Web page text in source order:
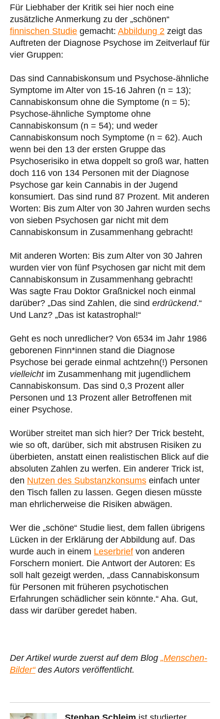
Für Liebhaber der Kritik sei hier noch eine
zusätzliche Anmerkung zu der „schönen“
finnischen Studie gemacht: Abbildung 2 zeigt das
Auftreten der Diagnose Psychose im Zeitverlauf für
vier Gruppen:
Das sind Cannabiskonsum und Psychose-ähnliche
Symptome im Alter von 15-16 Jahren (n = 13);
Cannabiskonsum ohne die Symptome (n = 5);
Psychose-ähnliche Symptome ohne
Cannabiskonsum (n = 54); und weder
Cannabiskonsum noch Symptome (n = 62). Auch
wenn bei den 13 der ersten Gruppe das
Psychoserisiko in etwa doppelt so groß war, hatten
doch 116 von 134 Personen mit der Diagnose
Psychose gar kein Cannabis in der Jugend
konsumiert. Das sind rund 87 Prozent. Mit anderen
Worten: Bis zum Alter von 30 Jahren wurden sechs
von sieben Psychosen gar nicht mit dem
Cannabiskonsum in Zusammenhang gebracht!
Mit anderen Worten: Bis zum Alter von 30 Jahren
wurden vier von fünf Psychosen gar nicht mit dem
Cannabiskonsum in Zusammenhang gebracht!
Was sagte Frau Doktor Graßnickel noch einmal
darüber? „Das sind Zahlen, die sind erdrückend.“
Und Lanz? „Das ist katastrophal!“
Geht es noch unredlicher? Von 6534 im Jahr 1986
geborenen Finn*innen stand die Diagnose
Psychose bei gerade einmal achtzehn(!) Personen
vielleichtim Zusammenhang mit jugendlichem
Cannabiskonsum. Das sind 0,3 Prozent aller
Personen und 13 Prozent aller Betroffenen mit
einer Psychose.
Worüber streitet man sich hier? Der Trick besteht,
wie so oft, darüber, sich mit abstrusen Risiken zu
überbieten, anstatt einen realistischen Blick auf die
absoluten Zahlen zu werfen. Ein anderer Trick ist,
den Nutzen des Substanzkonsums einfach unter
den Tisch fallen zu lassen. Gegen diesen müsste
man ehrlicherweise die Risiken abwägen.
Wer die „schöne“ Studie liest, dem fallen übrigens
Lücken in der Erklärung der Abbildung auf. Das
wurde auch in einem Leserbrief von anderen
Forschern moniert. Die Antwort der Autoren: Es
soll halt gezeigt werden, „dass Cannabiskonsum
für Personen mit früheren psychotischen
Erfahrungen schädlicher sein könnte.“ Aha. Gut,
dass wir darüber geredet haben.
Der Artikel wurde zuerst auf dem Blog „Menschen-
Bilder“des Autors veröffentlicht.